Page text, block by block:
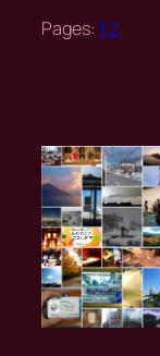
Pages: 12